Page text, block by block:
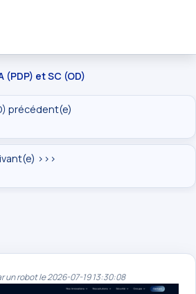
(PDP) et SC (OD)
précédent(e)
>>>
un robot le 2026-07-19 13:30:08